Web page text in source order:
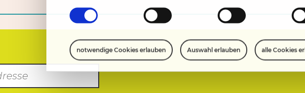
notwendige Cookies erlauben Auswahl erlauben alle Cookies